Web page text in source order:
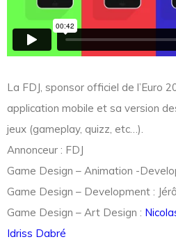
La FDJ, sponsor officiel de l’Euro
application mobile et sa version
jeux (gameplay, quizz, etc…).
Annonceur : FDJ
Game Design – Animation -
Game Design – Development :
Game Design – Art Design :
Idriss Dabré